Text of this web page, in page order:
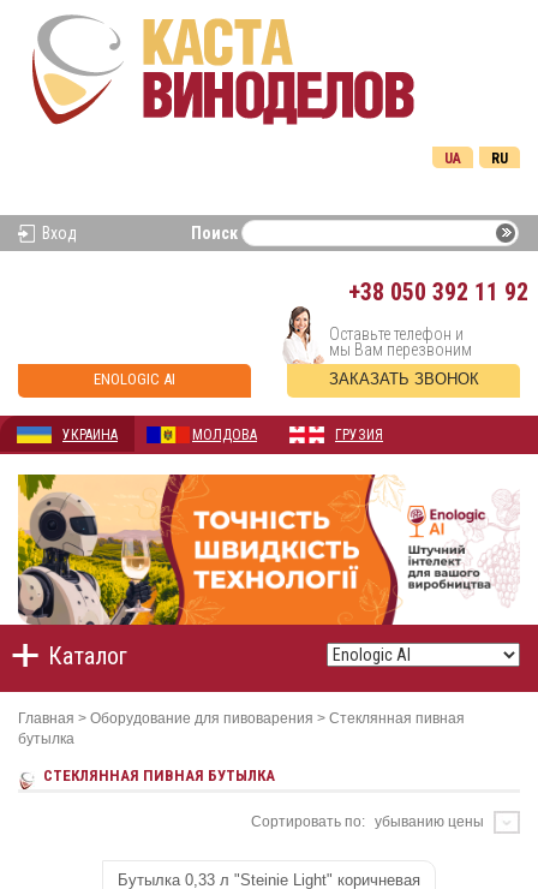
RU
UA
Вход Поиск
+38 050 392 11 92
ENOLOGIC AI
Оставьте телефон и
мы Вам перезвоним
ЗАКАЗАТЬ ЗВОНОК
УКРАИНА МОЛДОВА ГРУЗИЯ
Каталог
Главная > Оборудование для пивоварения > Стеклянная пивная
бутылка
СТЕКЛЯННАЯ ПИВНАЯ БУТЫЛКА
Сортировать по: убыванию цены
Бутылка 0,33 л "Steinie Light" коричневая